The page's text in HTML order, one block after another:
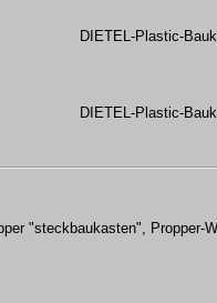
DIETEL-Plastic-
DIETEL-Plastic-
"steckbaukasten", Propper-